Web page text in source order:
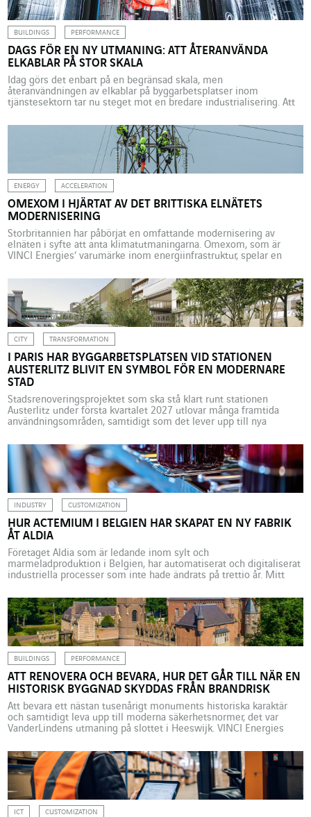
BUILDINGS PERFORMANCE
DAGS FÖR EN NY UTMANING: ATT ÅTERANVÄNDA
ELKABLAR PÅ STOR SKALA
Idag görs det enbart på en begränsad skala, men
återanvändningen av elkablar på byggarbetsplatser inom
tjänstesektorn tar nu steget mot en bredare industrialisering. Att
den brådskande klimatkrisen är ambitionen bakom detta projekt
som utvecklats av Cegelec Nord Grands Projets under varumärket
ENERGY ACCELERATION
OMEXOM I HJÄRTAT AV DET BRITTISKA ELNÄTETS
MODERNISERING
Storbritannien har påbörjat en omfattande modernisering av
elnäten i syfte att anta klimatutmaningarna. Omexom, som är
VINCI Energies’ varumärke inom energiinfrastruktur, spelar en
Skottland och England. Två år tillbaka påbörjades en omfattande
förvandling av den existerande energiinfrastrukturen i
Storbritannien för att anta klimatutmaningarna, samt för att […]
CITY TRANSFORMATION
I PARIS HAR BYGGARBETSPLATSEN VID STATIONEN
AUSTERLITZ BLIVIT EN SYMBOL FÖR EN MODERNARE
STAD
Stadsrenoveringsprojektet som ska stå klart runt stationen
Austerlitz under första kvartalet 2027 utlovar många framtida
användningsområden, samtidigt som det lever upp till nya
med sex av sina företag. Sedan ett flertal år tillbaka har det talats
om funktionellt hybrida kontorsbyggnader, men det är ändå
fortfarande ovanligt att […]
INDUSTRY CUSTOMIZATION
HUR ACTEMIUM I BELGIEN HAR SKAPAT EN NY FABRIK
ÅT ALDIA
Företaget Aldia som är ledande inom sylt och
marmeladproduktion i Belgien, har automatiserat och digitaliserat
industriella processer som inte hade ändrats på trettio år. Mitt
varumärke i uppdrag att ställa om. ”Det var första gången som
Aldia fattade ett liknande beslut om en fabrik och de valde oss […]
BUILDINGS PERFORMANCE
ATT RENOVERA OCH BEVARA, HUR DET GÅR TILL NÄR EN
HISTORISK BYGGNAD SKYDDAS FRÅN BRANDRISK
Att bevara ett nästan tusenårigt monuments historiska karaktär
och samtidigt leva upp till moderna säkerhetsnormer, det var
VanderLindens utmaning på slottet i Heeswijk. VINCI Energies
tillvägagångssätt baserat på en teknisk hybrid lösning. Brabant-
hertigarnas slott i Heeswijk är en av södra Brabant-regionens
juveler, 150 km söder om Amsterdam i Nederländerna. Den […]
ICT CUSTOMIZATION